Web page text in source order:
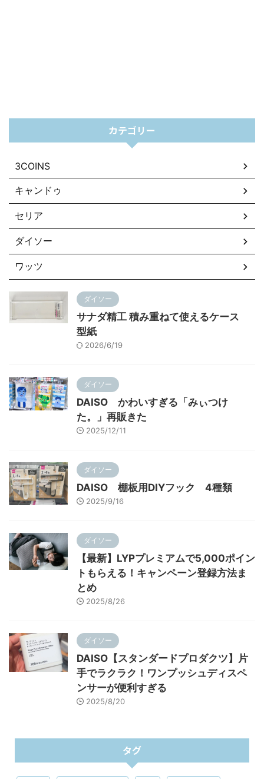
カテゴリー
3COINS
キャンドゥ
セリア
ダイソー
ワッツ
ダイソー
サナダ精工 積み重ねて使えるケース
型紙
2026/6/19
ダイソー
DAISO かわいすぎる「みぃつけ
た。」再販きた
2025/12/11
ダイソー
DAISO 棚板用DIYフック 4種類
2025/9/16
ダイソー
【最新】LYPプレミアムで5,000ポイン
トもらえる！キャンペーン登録方法ま
とめ
2025/8/26
ダイソー
DAISO【スタンダードプロダクツ】片
手でラクラク！ワンプッシュディスペ
ンサーが便利すぎる
2025/8/20
タグ